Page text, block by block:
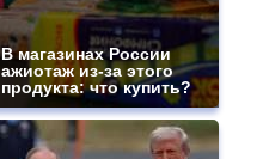
В магазинах России
ажиотаж из-за этого
продукта: что купить?